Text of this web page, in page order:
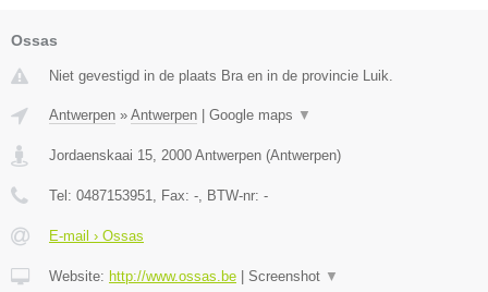
Ossas
Niet gevestigd in de plaats Bra en in de provincie Luik.
Antwerpen » Antwerpen | Google maps ▼
Jordaenskaai 15 2000 Antwerpen (Antwerpen)
Tel: 0487153951 , Fax: - , BTW-nr: -
E-mail › Ossas
Website: http://www.ossas.be | Screenshot ▼